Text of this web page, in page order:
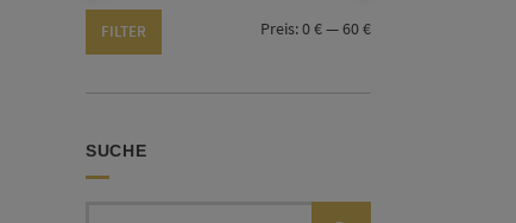
Min.
Max.
FILTER Preis:0 €—60 €
SUCHE